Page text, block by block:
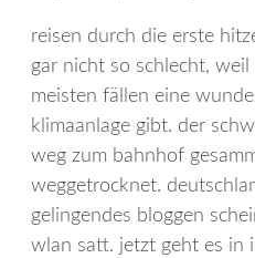
reisen durch die erste
gar nicht so schlecht,
meisten fällen eine
klimaanlage gibt. der
weg zum bahnhof
weggetrocknet.
gelingendes bloggen
wlan satt. jetzt geht es in